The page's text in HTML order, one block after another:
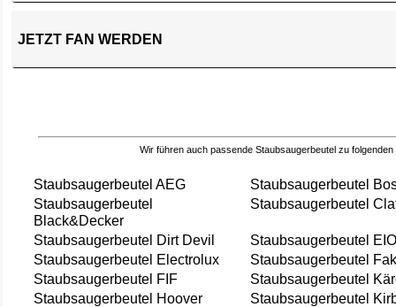
JETZT FAN WERDEN
Wir führen auch passende Staubsaugerbeutel zu folgenden
Staubsaugerbeutel AEG
Staubsaugerbeutel
Staubsaugerbeutel
Black&Decker
Staubsaugerbeutel
Staubsaugerbeutel Dirt Devil
Staubsaugerbeutel
Staubsaugerbeutel Electrolux
Staubsaugerbeutel
Staubsaugerbeutel FIF
Staubsaugerbeutel
Staubsaugerbeutel Hoover
Staubsaugerbeutel